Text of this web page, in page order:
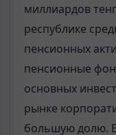
миллиардов
республике
пенсионных
пенсионные
основных
рынке
большую долю.